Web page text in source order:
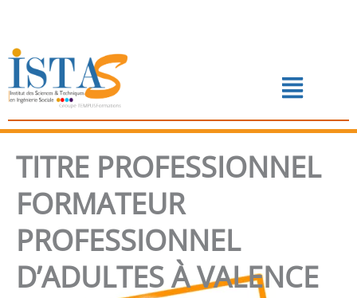
contenu
Menu
📅 PRENDRE RENDEZ-VOUS
TITRE PROFESSIONNEL
FORMATEUR
PROFESSIONNEL
D’ADULTES À VALENCE